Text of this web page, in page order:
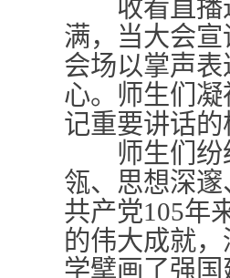
收看直播过
满，当大会
会场以掌声
心。师生们
记重要讲话
师生们纷纷
瓴、思想深
共产党105年
的伟大成就
学擘画了强